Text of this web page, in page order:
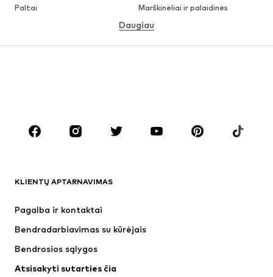
Paltai
Marškinėliai ir palaidinės
Apatiniai
Sijonai
Palaidinės ir tunikos
Aksesuarai
Premium
Naujienos
Apatiniai
Paltai
Daugiau
KLIENTŲ APTARNAVIMAS
Pagalba ir kontaktai
Bendradarbiavimas su kūrėjais
Bendrosios sąlygos
Atsisakyti sutarties čia